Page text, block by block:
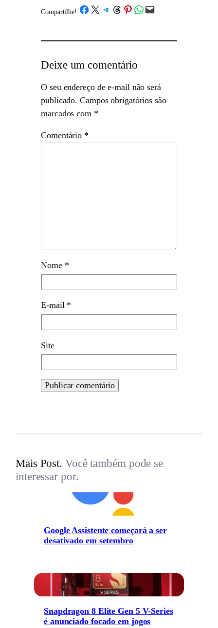
Compartilhe!/Share on Facebook
Share on X Share on Telegram
Share on Threads
Share on Pinterest
Share on WhatsApp
Email this Page
Deixe um comentário
O seu endereço de e-mail não será
publicado. Campos obrigatórios são
marcados com *
Comentário *
Nome *
E-mail *
Site
Mais Post. Você também pode se
interessar por.
Google Assistente começará a ser
desativado em setembro
Snapdragon 8 Elite Gen 5 V-Series
é anunciado focado em jogos